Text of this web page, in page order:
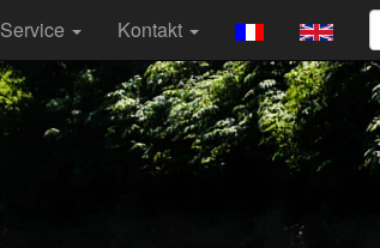
Service Kontakt